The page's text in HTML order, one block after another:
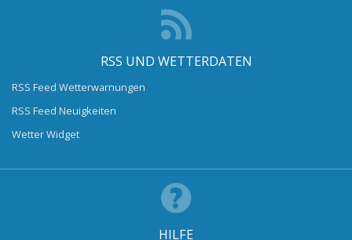
RSS UND WETTERDATEN
RSS Feed Wetterwarnungen
RSS Feed Neuigkeiten
Wetter Widget
HILFE